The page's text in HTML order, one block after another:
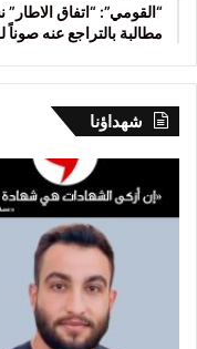
مطالبة بالتراجع عنه صوناً
شهداؤنا